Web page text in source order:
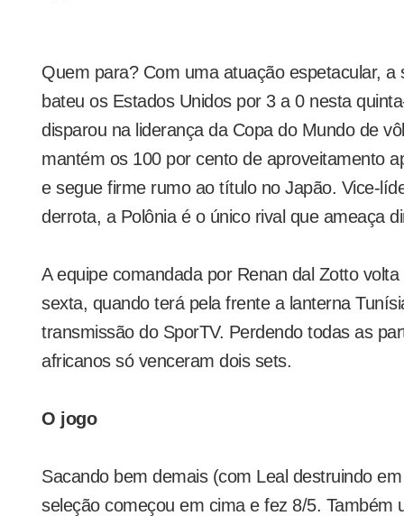
Quem para? Com uma atuação espetacular, a
bateu os Estados Unidos por 3 a 0 nesta
disparou na liderança da Copa do Mundo de
mantém os 100 por cento de aproveitamento
e segue firme rumo ao título no Japão. Vice-
derrota, a Polônia é o único rival que ameaça
A equipe comandada por Renan dal Zotto
sexta, quando terá pela frente a lanterna
transmissão do SporTV. Perdendo todas as
africanos só venceram dois sets.
O jogo
Sacando bem demais (com Leal destruindo
seleção começou em cima e fez 8/5. Também